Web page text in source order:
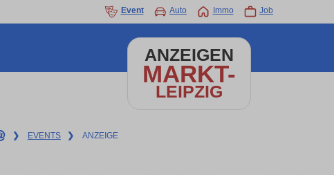
Event Auto Immo Job
ANZEIGEN
MARKT-
LEIPZIG
❯ EVENTS ❯ ANZEIGE